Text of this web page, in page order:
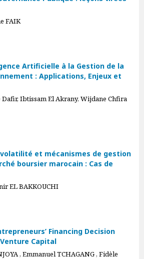
FAIK
Artificielle à la Gestion de la
: Applications, Enjeux et
Ibtissam El Akrany, Wijdane Chfira
et mécanismes de gestion
boursier marocain : Cas de
EL BAKKOUCHI
Financing Decision
Capital
, Emmanuel TCHAGANG , Fidèle